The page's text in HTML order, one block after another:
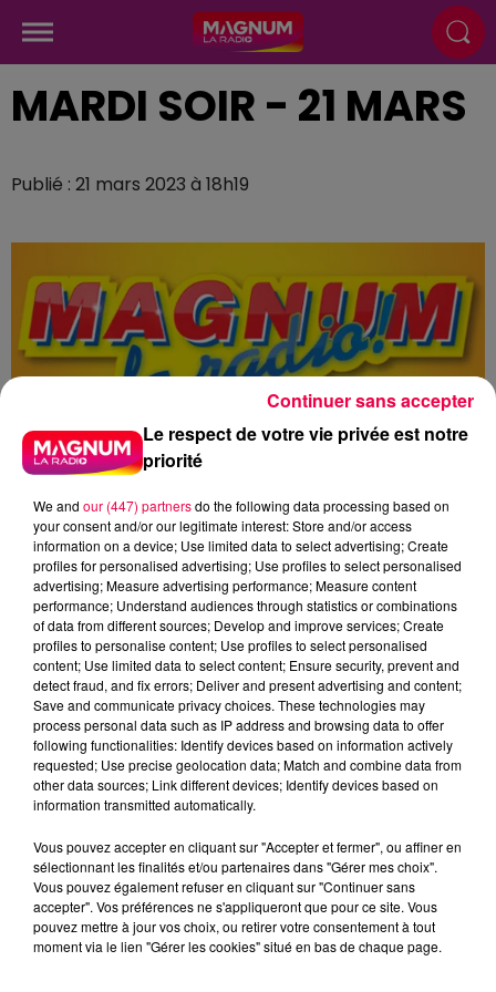
MARDI SOIR - 21 MARS
Publié : 21 mars 2023 à 18h19
Flash infos
Crédit :Flash infos
podcasts/2023/03/17.mp3
Le respect de votre vie privée est notre
priorité
We and our (447) partnersdo the following data processing based on
your consent and/or our legitimate interest: Store and/or access
information on a device; Use limited data to select advertising; Create
profiles for personalised advertising; Use profiles to select personalised
advertising; Measure advertising performance; Measure content
performance; Understand audiences through statistics or combinations
of data from different sources; Develop and improve services; Create
profiles to personalise content; Use profiles to select personalised
content; Use limited data to select content; Ensure security, prevent and
detect fraud, and fix errors; Deliver and present advertising and content;
Save and communicate privacy choices. These technologies may
process personal data such as IP address and browsing data to offer
following functionalities: Identify devices based on information actively
requested; Use precise geolocation data; Match and combine data from
other data sources; Link different devices; Identify devices based on
information transmitted automatically.
Vous pouvez accepter en cliquant sur "Accepter et fermer", ou affiner en
sélectionnant les finalités et/ou partenaires dans "Gérer mes choix".
Vous pouvez également refuser en cliquant sur "Continuer sans
accepter". Vos préférences ne s'appliqueront que pour ce site. Vous
pouvez mettre à jour vos choix, ou retirer votre consentement à tout
moment via le lien "Gérer les cookies" situé en bas de chaque page.
Continuer sans accepter